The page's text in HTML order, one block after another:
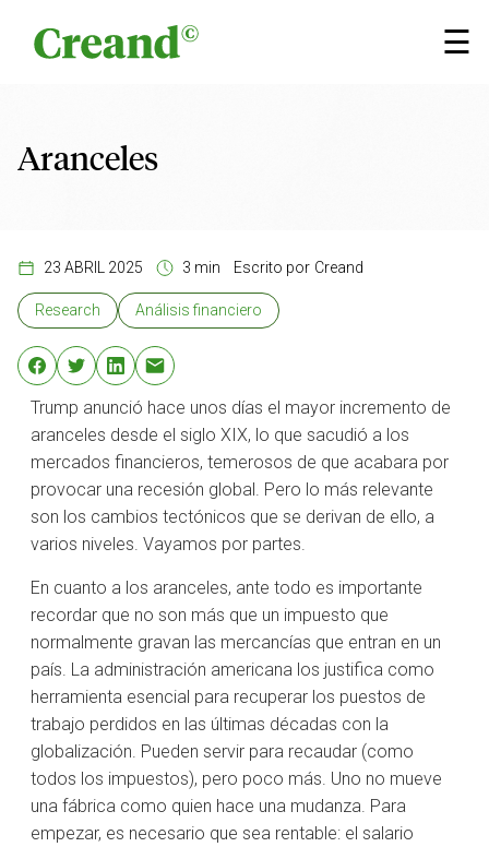
☰
×
Aranceles
23 ABRIL 2025 3 min Escrito por Creand
Research Análisis financiero
Trump anunció hace unos días el mayor incremento de
aranceles desde el siglo XIX, lo que sacudió a los
mercados financieros, temerosos de que acabara por
provocar una recesión global. Pero lo más relevante
son los cambios tectónicos que se derivan de ello, a
varios niveles. Vayamos por partes.
En cuanto a los aranceles, ante todo es importante
recordar que no son más que un impuesto que
normalmente gravan las mercancías que entran en un
país. La administración americana los justifica como
herramienta esencial para recuperar los puestos de
trabajo perdidos en las últimas décadas con la
globalización. Pueden servir para recaudar (como
todos los impuestos), pero poco más. Uno no mueve
una fábrica como quien hace una mudanza. Para
empezar, es necesario que sea rentable: el salario